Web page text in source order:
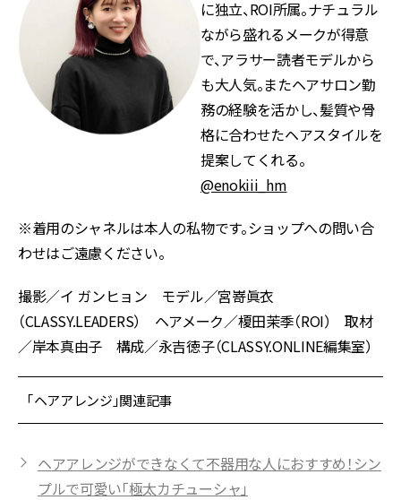
に独立、ROI所属。ナチュラル
ながら盛れるメークが得意
で、アラサー読者モデルから
も大人気。またヘアサロン勤
務の経験を活かし、髪質や骨
格に合わせたヘアスタイルを
提案してくれる。
@enokiii_hm
※着用のシャネルは本人の私物です。ショップへの問い合
わせはご遠慮ください。
撮影／イ ガンヒョン モデル／宮嵜眞衣
（CLASSY.LEADERS） ヘアメーク／榎田茉季（ROI） 取材
／岸本真由子 構成／永吉徳子（CLASSY.ONLINE編集室）
「ヘアアレンジ」関連記事
ヘアアレンジができなくて不器用な人におすすめ！シン
プルで可愛い「極太カチューシャ」